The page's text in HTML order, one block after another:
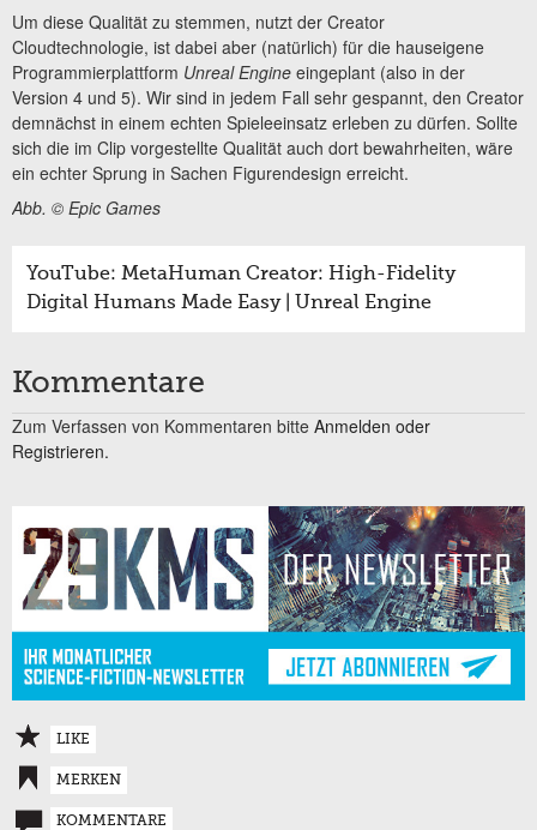
Um diese Qualität zu stemmen, nutzt der Creator
Cloudtechnologie, ist dabei aber (natürlich) für die hauseigene
Programmierplattform Unreal Engine eingeplant (also in der
Version 4 und 5). Wir sind in jedem Fall sehr gespannt, den Creator
demnächst in einem echten Spieleeinsatz erleben zu dürfen. Sollte
sich die im Clip vorgestellte Qualität auch dort bewahrheiten, wäre
ein echter Sprung in Sachen Figurendesign erreicht.
Abb. © Epic Games
YouTube: MetaHuman Creator: High-Fidelity
Digital Humans Made Easy | Unreal Engine
Kommentare
Zum Verfassen von Kommentaren bitte Anmelden oder
Registrieren.
LIKE
MERKEN
KOMMENTARE